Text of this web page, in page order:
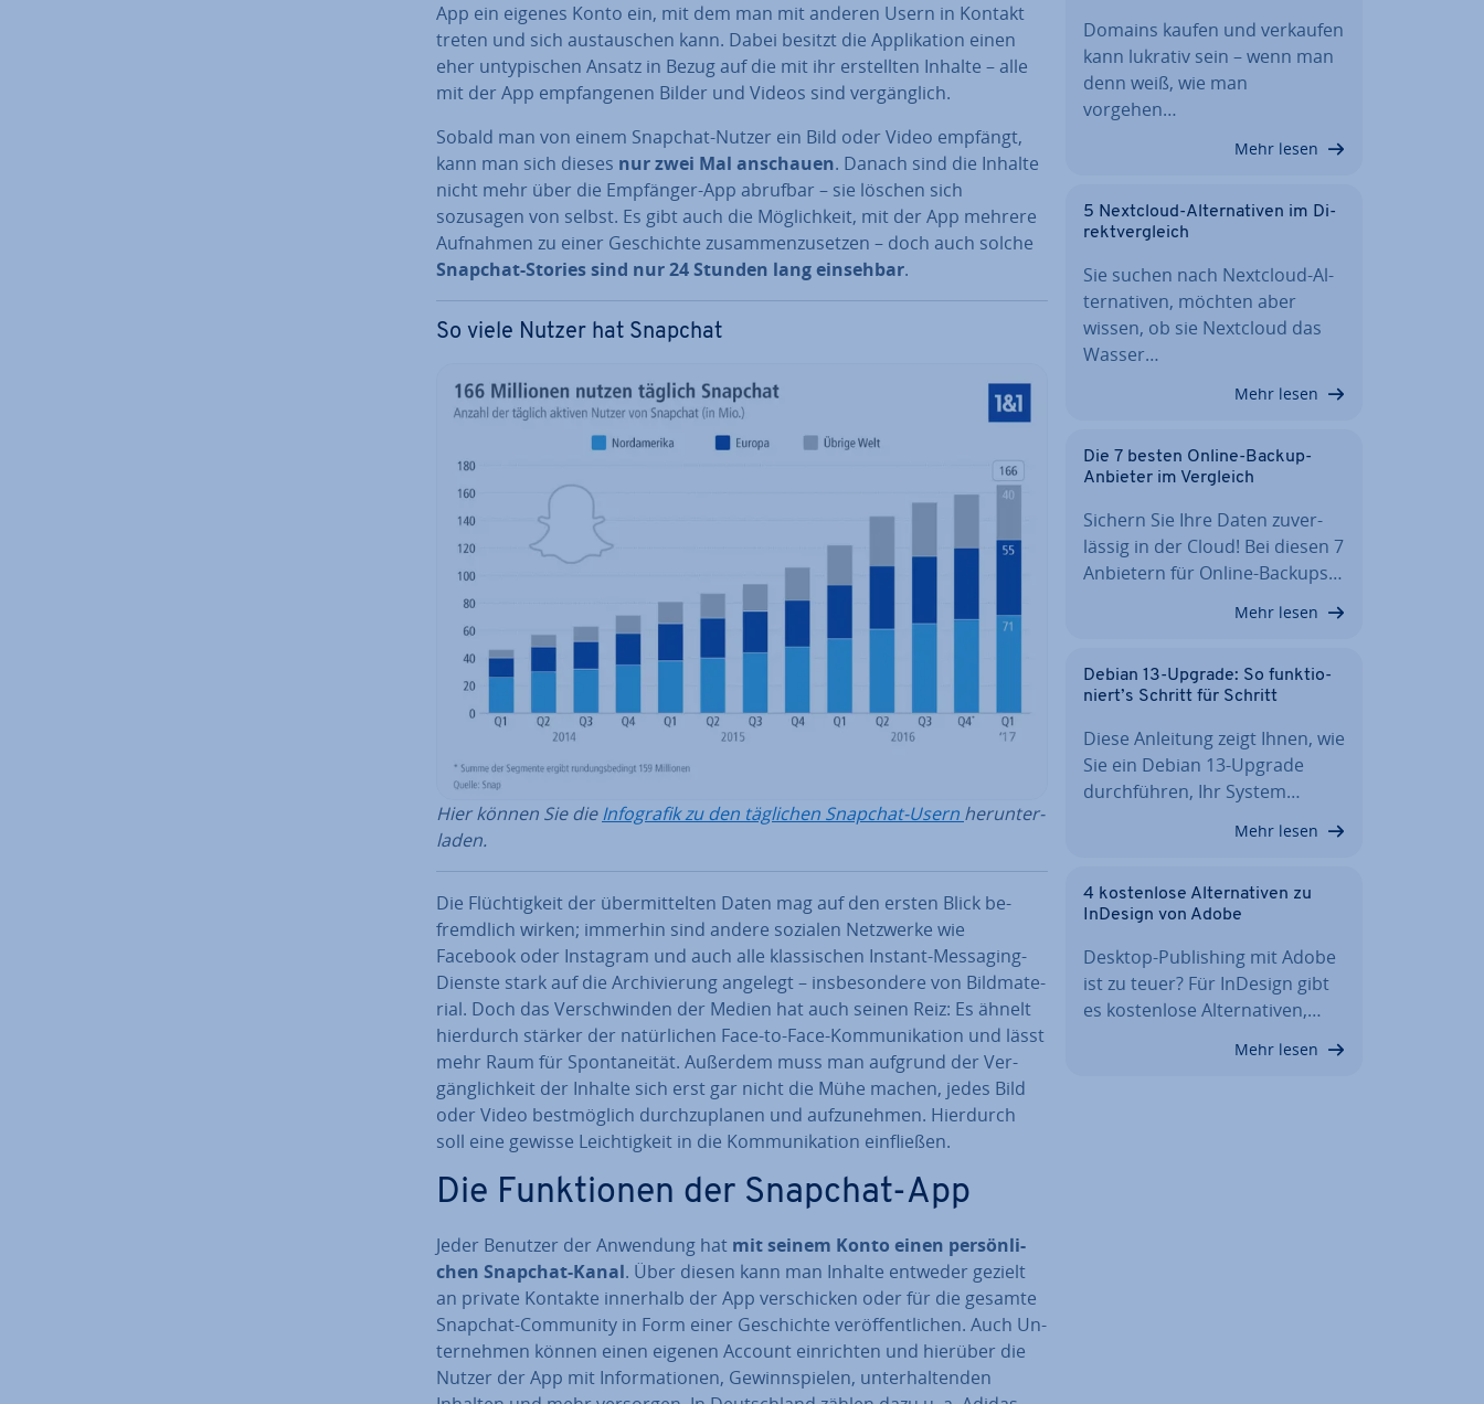
App ein eigenes Konto ein, mit dem man mit anderen Usern in Kontakt
treten und sich aus­tau­schen kann. Dabei besitzt die Ap­pli­ka­ti­on einen
eher un­ty­pi­schen Ansatz in Bezug auf die mit ihr er­stell­ten Inhalte – alle
mit der App emp­fan­ge­nen Bilder und Videos sind ver­gäng­lich.
Sobald man von einem Snapchat-Nutzer ein Bild oder Video empfängt,
kann man sich dieses nur zwei Mal anschauen. Danach sind die Inhalte
nicht mehr über die Empfänger-App abrufbar – sie löschen sich
sozusagen von selbst. Es gibt auch die Mög­lich­keit, mit der App mehrere
Aufnahmen zu einer Ge­schich­te zu­sam­men­zu­set­zen – doch auch solche
Snapchat-Stories sind nur 24 Stunden lang einsehbar.
So viele Nutzer hat Snapchat
Hier können Sie dieIn­fo­gra­fik zu den täglichen Snapchat-Usern her­un­ter­
la­den.
Die Flüch­tig­keit der über­mit­tel­ten Daten mag auf den ersten Blick be­
fremd­lich wirken; immerhin sind andere sozialen Netzwerke wie
Facebook oder Instagram und auch alle klas­si­schen Instant-Messaging-
Dienste stark auf die Ar­chi­vie­rung angelegt – ins­be­son­de­re von Bild­ma­te­
ri­al. Doch das Ver­schwin­den der Medien hat auch seinen Reiz: Es ähnelt
hierdurch stärker der na­tür­li­chen Face-to-Face-Kom­mu­ni­ka­ti­on und lässt
mehr Raum für Spon­ta­nei­tät. Außerdem muss man aufgrund der Ver­
gäng­lich­keit der Inhalte sich erst gar nicht die Mühe machen, jedes Bild
oder Video best­mög­lich durch­zu­pla­nen und auf­zu­neh­men. Hierdurch
soll eine gewisse Leich­tig­keit in die Kom­mu­ni­ka­ti­on ein­flie­ßen.
Die Funk­tio­nen der Snapchat-App
Jeder Benutzer der Anwendung hat mit seinem Konto einen per­sön­li­
chen Snapchat-Kanal. Über diesen kann man Inhalte entweder gezielt
an private Kontakte innerhalb der App ver­schi­cken oder für die gesamte
Snapchat-Community in Form einer Ge­schich­te ver­öf­fent­li­chen. Auch Un­
ter­neh­men können einen eigenen Account ein­rich­ten und hierüber die
Nutzer der App mit In­for­ma­tio­nen, Ge­winn­spie­len, un­ter­hal­ten­den
Domains kaufen und verkaufen
kann lukrativ sein – wenn man
denn weiß, wie man
vorgehen…
Mehr lesen
5 Nextcloud-Al­ter­na­ti­ven im Di­
rekt­ver­gleich
Sie suchen nach Nextcloud-Al­
ter­na­ti­ven, möchten aber
wissen, ob sie Nextcloud das
Wasser…
Mehr lesen
Die 7 besten Online-Backup-
Anbieter im Vergleich
Sichern Sie Ihre Daten zu­ver­
läs­sig in der Cloud! Bei diesen 7
Anbietern für Online-Backups…
Mehr lesen
Debian 13-Upgrade: So funk­tio­
niert’s Schritt für Schritt
Diese Anleitung zeigt Ihnen, wie
Sie ein Debian 13-Upgrade
durch­füh­ren, Ihr System…
Mehr lesen
4 kos­ten­lo­se Al­ter­na­ti­ven zu
InDesign von Adobe
Desktop-Pu­bli­shing mit Adobe
ist zu teuer? Für InDesign gibt
es kos­ten­lo­se Al­ter­na­ti­ven,…
Mehr lesen